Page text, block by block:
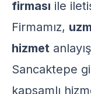
firması ile
Firmamız,
hizmet
Sancaktepe
kapsamlı